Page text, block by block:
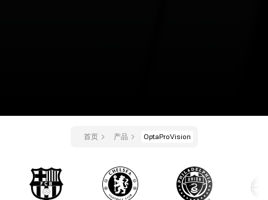
首页 产品 OptaProVision